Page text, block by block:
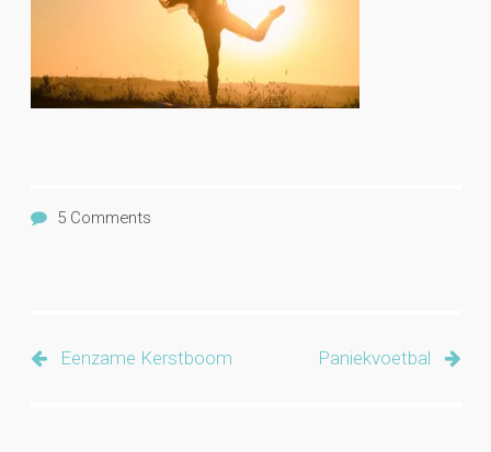
5 Comments
Eenzame Kerstboom Paniekvoetbal